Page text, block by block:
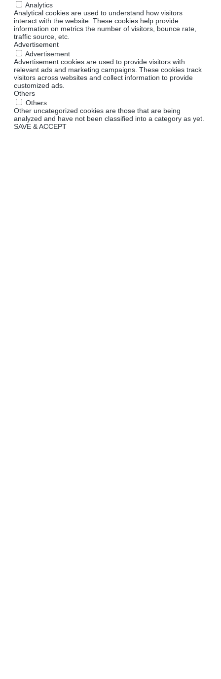
Analytics
Analytical cookies are used to understand how visitors
interact with the website. These cookies help provide
information on metrics the number of visitors, bounce rate,
traffic source, etc.
Advertisement
Advertisement
Advertisement cookies are used to provide visitors with
relevant ads and marketing campaigns. These cookies track
visitors across websites and collect information to provide
customized ads.
Others
Others
Other uncategorized cookies are those that are being
analyzed and have not been classified into a category as yet.
SAVE & ACCEPT